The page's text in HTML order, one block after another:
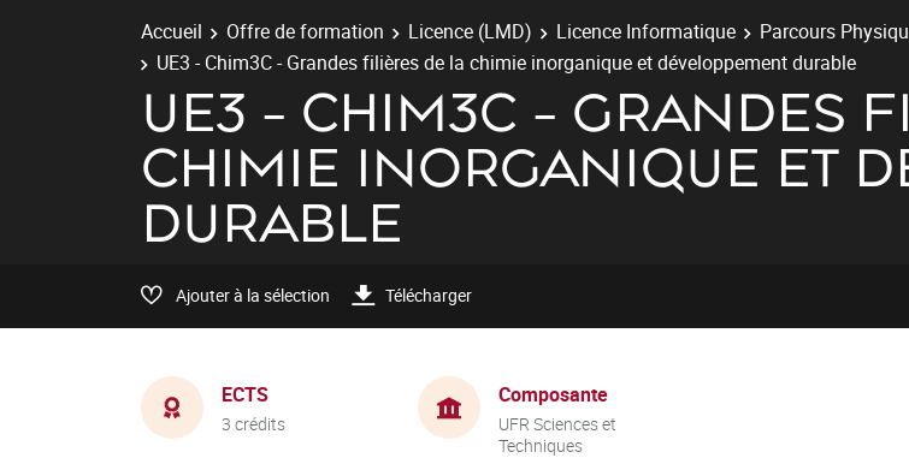
Accueil Offre de formation Licence (LMD) Licence Informatique Parcours
UE3 - Chim3C - Grandes filières de la chimie inorganique et développement durable
UE3 - CHIM3C - GRANDES
CHIMIE INORGANIQUE ET
DURABLE
Ajouter à la sélection Télécharger
ECTS
3 crédits
Composante
UFR Sciences et
Techniques